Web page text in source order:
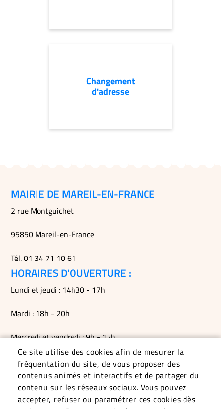
Changement
d'adresse
Ce site utilise des cookies afin de mesurer la
fréquentation du site, de vous proposer des
contenus animés et interactifs et de partager du
contenu sur les réseaux sociaux. Vous pouvez
accepter, refuser ou paramétrer ces cookies dès
MAIRIE DE MAREIL-EN-FRANCE
2 rue Montguichet
95850 Mareil-en-France
Tél. 01 34 71 10 61
HORAIRES D'OUVERTURE :
Lundi et jeudi : 14h30 - 17h
Mardi : 18h - 20h
Mercredi et vendredi : 9h - 12h
Permanences du maire le mardi soir, le vendredi matin et
sur RDV